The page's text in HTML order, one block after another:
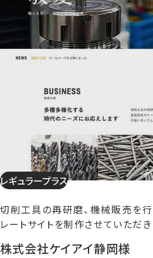
レギュラープラス
切削工具の再研磨、機械販売を
レートサイトを制作させていただき
株式会社ケイアイ静岡様